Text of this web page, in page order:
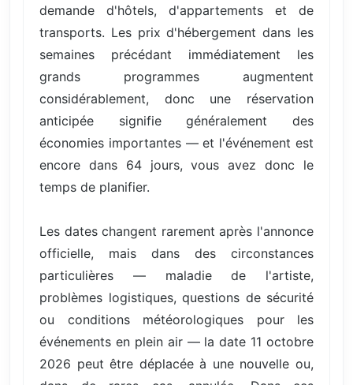
demande d'hôtels, d'appartements et de
transports. Les prix d'hébergement dans les
semaines précédant immédiatement les
grands programmes augmentent
considérablement, donc une réservation
anticipée signifie généralement des
économies importantes — et l'événement est
encore dans 64 jours, vous avez donc le
temps de planifier.
Les dates changent rarement après l'annonce
officielle, mais dans des circonstances
particulières — maladie de l'artiste,
problèmes logistiques, questions de sécurité
ou conditions météorologiques pour les
événements en plein air — la date 11 octobre
2026 peut être déplacée à une nouvelle ou,